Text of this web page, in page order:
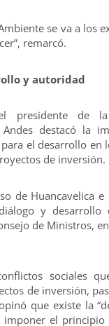
se va a los
remarcó.
y autoridad
presidente de la
destacó la
el desarrollo en
de inversión.
de Huancavelica e
y desarrollo
de Ministros,
sociales
de inversión,
que existe la
imponer el